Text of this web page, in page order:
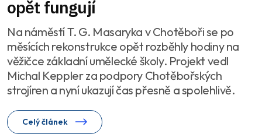
opět fungují
Na náměstí T. G. Masaryka v Chotěboři se po
měsících rekonstrukce opět rozběhly hodiny na
věžičce základní umělecké školy. Projekt vedl
Michal Keppler za podpory Chotěbořských
strojíren a nyní ukazují čas přesně a spolehlivě.
Celý článek